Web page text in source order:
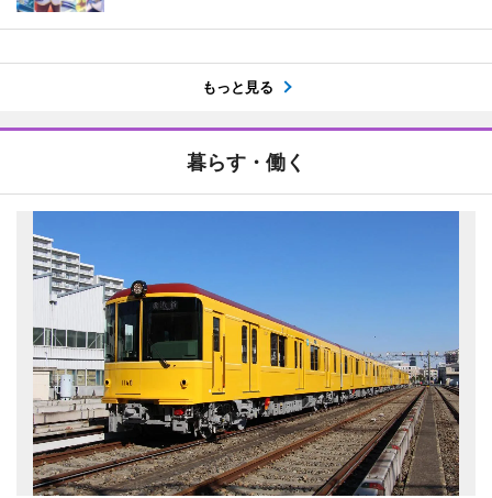
もっと見る
暮らす・働く